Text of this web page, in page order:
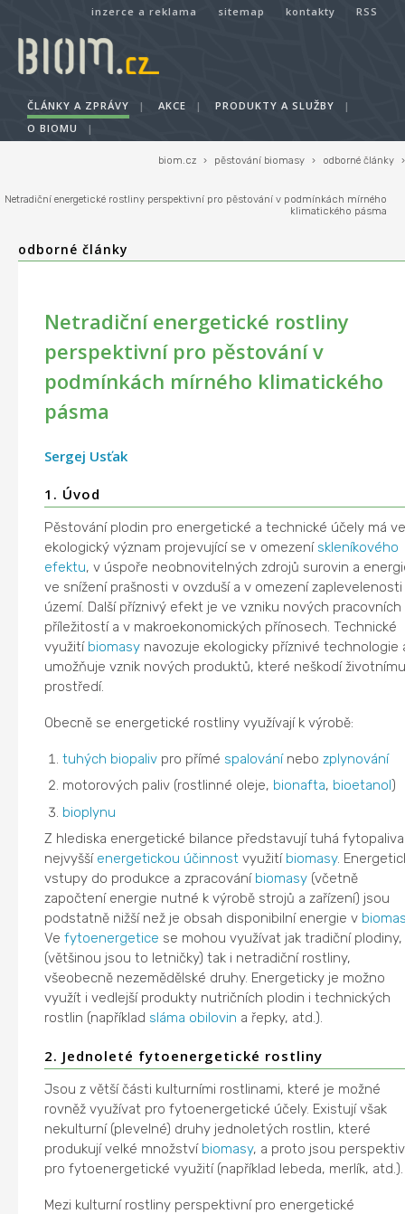
inzerce a reklama sitemap kontakty RSS
ČLÁNKY A ZPRÁVY | AKCE | PRODUKTY A SLUŽBY
|
O BIOMU
|
biom.cz › pěstování biomasy › odborné články ›
Netradiční energetické rostliny perspektivní pro pěstování v podmínkách mírného
klimatického pásma
odborné články
Netradiční energetické rostliny
perspektivní pro pěstování v
podmínkách mírného klimatického
pásma
Sergej Usťak
1. Úvod
Pěstování plodin pro energetické a technické účely má
ekologický význam projevující se v omezení skleníkového
efektu, v úspoře neobnovitelných zdrojů surovin a
ve snížení prašnosti v ovzduší a v omezení zaplevelenosti
území. Další příznivý efekt je ve vzniku nových pracovních
příležitostí a v makroekonomických přínosech. Technické
využití biomasynavozuje ekologicky příznivé technologie
umožňuje vznik nových produktů, které neškodí životnímu
prostředí.
Obecně se energetické rostliny využívají k výrobě:
tuhých biopalivpro přímé spalovánínebo zplynování
motorových paliv (rostlinné oleje, bionafta, bioetanol)
bioplynu
Z hlediska energetické bilance představují tuhá fytopaliva
nejvyšší energetickou účinnostvyužití biomasy.
vstupy do produkce a zpracování biomasy(včetně
započtení energie nutné k výrobě strojů a zařízení) jsou
podstatně nižší než je obsah disponibilní energie v
Ve fytoenergetice se mohou využívat jak tradiční plodiny,
(většinou jsou to letničky) tak i netradiční rostliny,
všeobecně nezemědělské druhy. Energeticky je možno
využít i vedlejší produkty nutričních plodin i technických
rostlin (například sláma obilovin a řepky, atd.).
2. Jednoleté fytoenergetické rostliny
Jsou z větší části kulturními rostlinami, které je možné
rovněž využívat pro fytoenergetické účely. Existují však
nekulturní (plevelné) druhy jednoletých rostlin, které
produkují velké množství biomasy, a proto jsou
pro fytoenergetické využití (například lebeda, merlík, atd.).
Mezi kulturní rostliny perspektivní pro energetické